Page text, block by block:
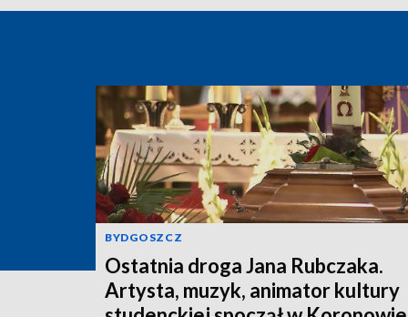
BYDGOSZCZ
Ostatnia droga Jana Rubczaka.
Artysta, muzyk, animator kultury